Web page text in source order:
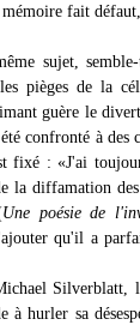
fait
sujet,
pièges de la
guère le
confronté à des
fixé : «J'ai
la diffamation
Une poésie de
qu'il a
Silverblatt,
hurler sa